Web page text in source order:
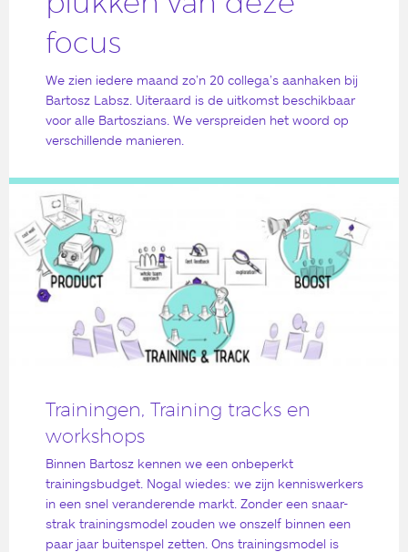
focus
We zien iedere maand zo’n 20 collega’s aanhaken bij
Bartosz Labsz. Uiteraard is de uitkomst beschikbaar
voor alle Bartoszians. We verspreiden het woord op
verschillende manieren.
Trainingen, Training tracks en
workshops
Binnen Bartosz kennen we een onbeperkt
trainingsbudget. Nogal wiedes: we zijn kenniswerkers
in een snel veranderende markt. Zonder een snaar-
strak trainingsmodel zouden we onszelf binnen een
paar jaar buitenspel zetten. Ons trainingsmodel is